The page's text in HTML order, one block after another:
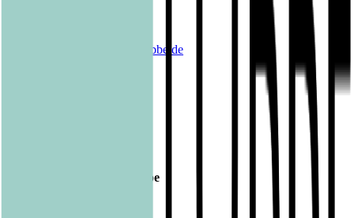
barbara.fischer@luebbe.de
Bastei Lübbe Verlagsgruppe